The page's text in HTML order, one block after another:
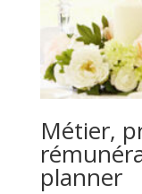
Métier,
planner